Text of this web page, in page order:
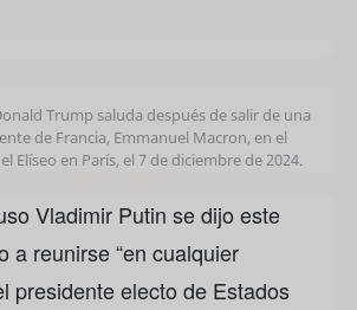
Trump saluda después de salir de una
de Francia, Emmanuel Macron, en el
Elíseo en París, el 7 de diciembre de 2024.
Vladimir Putin se dijo este
a reunirse “en cualquier
presidente electo de Estados